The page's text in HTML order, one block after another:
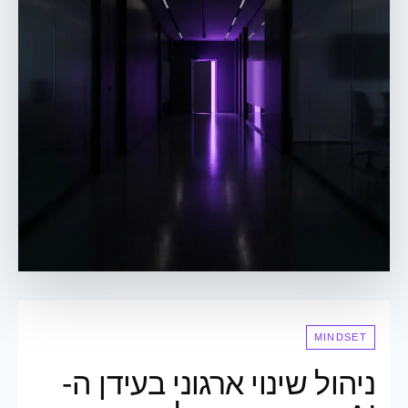
MINDSET
ניהול שינוי ארגוני בעידן ה-